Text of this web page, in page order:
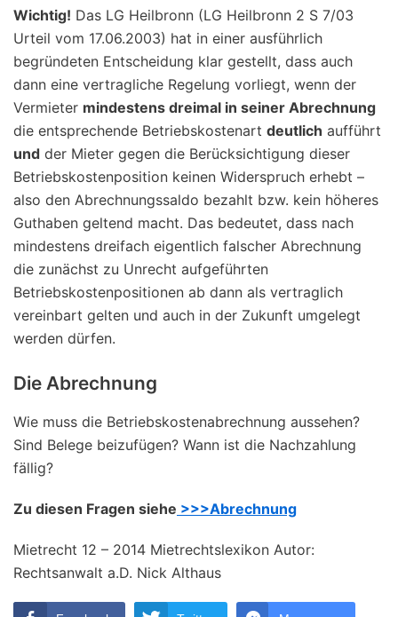
Wichtig! Das LG Heilbronn (LG Heilbronn 2 S 7/03
Urteil vom 17.06.2003) hat in einer ausführlich
begründeten Entscheidung klar gestellt, dass auch
dann eine vertragliche Regelung vorliegt, wenn der
Vermieter mindestens dreimal in seiner Abrechnung
die entsprechende Betriebskostenart deutlich aufführt
und der Mieter gegen die Berücksichtigung dieser
Betriebskostenposition keinen Widerspruch erhebt –
also den Abrechnungssaldo bezahlt bzw. kein höheres
Guthaben geltend macht. Das bedeutet, dass nach
mindestens dreifach eigentlich falscher Abrechnung
die zunächst zu Unrecht aufgeführten
Betriebskostenpositionen ab dann als vertraglich
vereinbart gelten und auch in der Zukunft umgelegt
werden dürfen.
Die Abrechnung
Wie muss die Betriebskostenabrechnung aussehen?
Sind Belege beizufügen? Wann ist die Nachzahlung
fällig?
Zu diesen Fragen siehe >>>Abrechnung
Mietrecht 12 – 2014 Mietrechtslexikon Autor:
Rechtsanwalt a.D. Nick Althaus